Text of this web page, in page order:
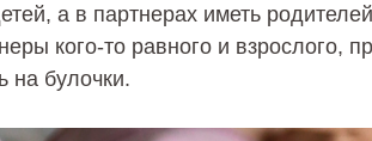
а в партнерах иметь
кого-то равного и взрослого,
на булочки.